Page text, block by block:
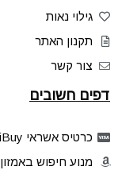
גילוי נאות
תקנון האתר
צור קשר
דפים חשובים
כרטיס אשראי AliBuy
מנוע חיפוש באמזון